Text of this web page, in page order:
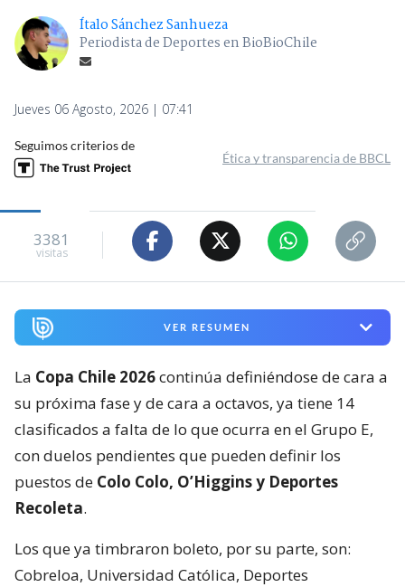
Ítalo Sánchez Sanhueza
Periodista de Deportes en BioBioChile
Jueves 06 Agosto, 2026 | 07:41
Seguimos criterios de
Ética y transparencia de BBCL
3381
visitas
VER RESUMEN
La Copa Chile 2026continúa definiéndose de cara a
su próxima fase y de cara a octavos, ya tiene 14
clasificados a falta de lo que ocurra en el Grupo E,
con duelos pendientes que pueden definir los
puestos de Colo Colo, O’Higgins y Deportes
Recoleta.
Los que ya timbraron boleto, por su parte, son:
Cobreloa, Universidad Católica, Deportes